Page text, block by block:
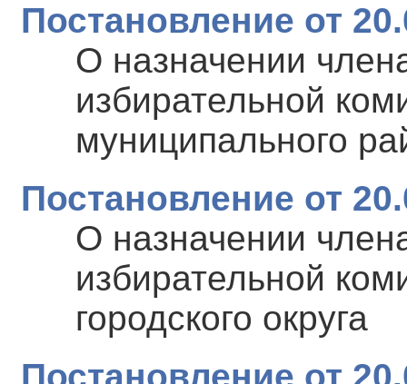
Постановление от
О назначении
избирательной
муниципального
Постановление от
О назначении
избирательной
городского округа